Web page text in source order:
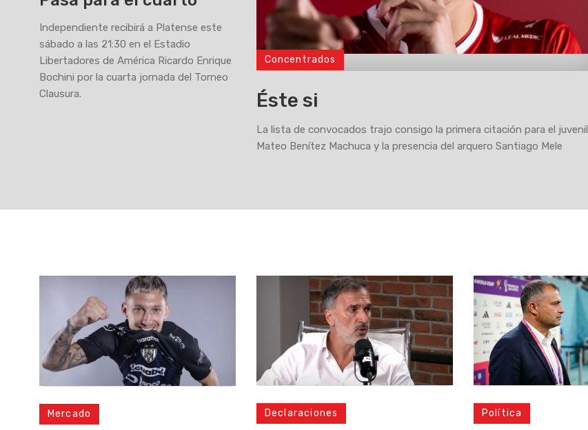
Independiente recibirá a Platense este
sábado a las 21:30 en el Estadio
Libertadores de América Ricardo Enrique
Bochini por la cuarta jornada del Torneo
Clausura.
Concentrados
Éste si
La lista de convocados trajo consigo la primera citación para el juvenil
Mateo Benítez Machuca y la presencia del arquero Santiago Mele
Mercado Declaraciones Política